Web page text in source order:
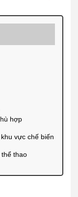
hợp
vực chế biến
thao